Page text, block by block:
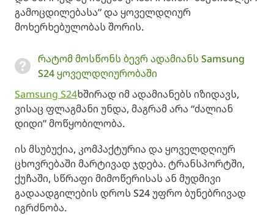
გამოცდილებასა” და ყოველდღიურ
მოხერხებულობას შორის.
რატომ მოსწონს ბევრ ადამიანს Samsung
S24 ყოველდღიურობაში
Samsung S24ხშირად იმ ადამიანებს იზიდავს,
ვისაც ფლაგმანი უნდა, მაგრამ არა “ძალიან
დიდი” მოწყობილობა.
ის მსუბუქია, კომპაქტურია და ყოველდღიურ
ცხოვრებაში მარტივად ჯდება. ტრანსპორტში,
ქუჩაში, სწრაფი მიმოწერისას ან მუდმივი
გადაადგილების დროს S24 უფრო ბუნებრივად
იგრძნობა.